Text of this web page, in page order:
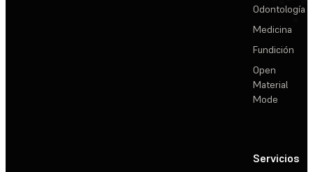
Odontología
Medicina
Fundición
Open
Material
Mode
Servicios